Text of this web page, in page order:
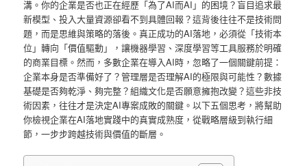
溝。你的企業是否也正在經歷「為了AI而AI」的困境？盲目追求最
新模型、投入大量資源卻看不到具體回報？這背後往往不是技術問
題，而是思維與策略的落後。真正成功的AI落地，必須從「技術本
位」轉向「價值驅動」，讓機器學習、深度學習等工具服務於明確
的商業目標。然而，多數企業在導入AI時，忽略了一個關鍵前提：
企業本身是否準備好了？管理層是否理解AI的極限與可能性？數據
基礎是否夠乾淨、夠完整？組織文化是否願意擁抱改變？這些非技
術因素，往往才是決定AI專案成敗的關鍵。以下五個思考，將幫助
你檢視企業在AI落地實踐中的真實成熟度，從戰略層級到執行細
節，一步步跨越技術與價值的斷層。